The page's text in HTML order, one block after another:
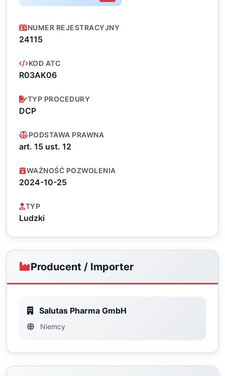
NUMER REJESTRACYJNY
24115
KOD ATC
R03AK06
TYP PROCEDURY
DCP
PODSTAWA PRAWNA
art. 15 ust. 12
WAŻNOŚĆ POZWOLENIA
2024-10-25
TYP
Ludzki
Producent / Importer
Salutas Pharma GmbH
Niemcy